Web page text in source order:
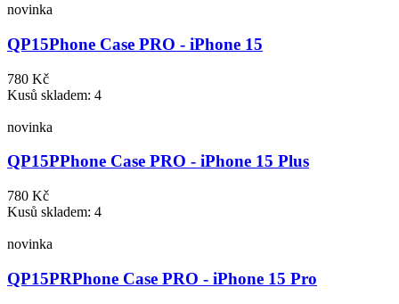
novinka
QP15Phone Case PRO - iPhone 15
780 Kč
Kusů skladem: 4
novinka
QP15PPhone Case PRO - iPhone 15 Plus
780 Kč
Kusů skladem: 4
novinka
QP15PRPhone Case PRO - iPhone 15 Pro